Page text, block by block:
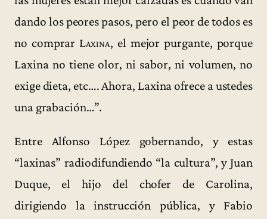
dando los peores pasos, pero el peor de todos es
no comprar Laxina, el mejor purgante, porque
Laxina no tiene olor, ni sabor, ni volumen, no
exige dieta, etc…. Ahora, Laxina ofrece a ustedes
una grabación…”.
Entre Alfonso López gobernando, y estas
“laxinas” radiodifundiendo “la cultura”, y Juan
Duque, el hijo del chofer de Carolina,
dirigiendo la instrucción pública, y Fabio